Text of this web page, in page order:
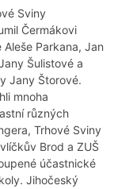
Sviny
Čermákovi
Parkana, Jan
Šulistové a
Jany Štorové.
mnoha
různých
Trhové Sviny
Brod a ZUŠ
účastnické
Jihočeský